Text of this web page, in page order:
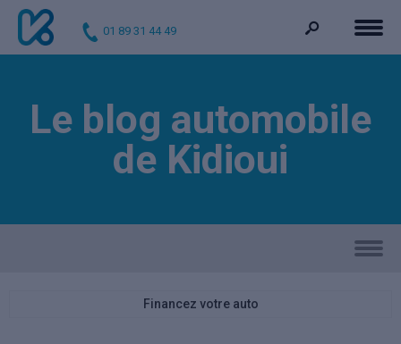
01 89 31 44 49
Le blog automobile
de Kidioui
Financez votre auto